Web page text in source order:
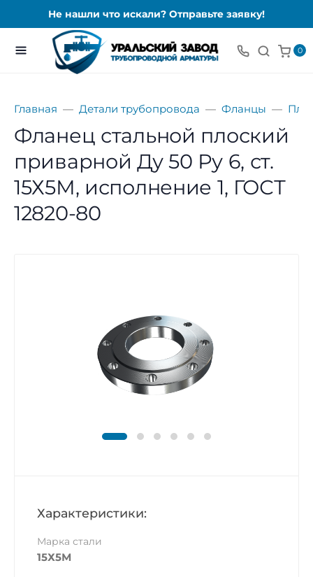
Не нашли что искали? Отправьте заявку!
0
Главная Детали трубопровода Фланцы
Фланец стальной плоский
приварной Ду 50 Ру 6, ст.
15Х5М, исполнение 1, ГОСТ
12820-80
Характеристики:
Марка стали
15Х5М